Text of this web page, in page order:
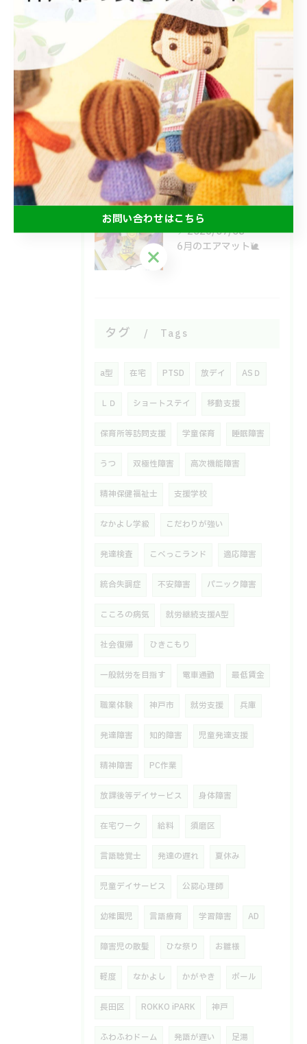
最近の投稿
Recent
Posts
2026/07/18
みんなで食べるとおいしいね😋
2026/07/15
よいしょ！ごろごろ！体幹運動🙌
2026/07/08
6月のエアマット🐌
タグ Tags
a型 在宅 PTSD 放デイ ASＤ
ＬＤ ショートステイ 移動支援
保育所等訪問支援 学童保育 睡眠障害
うつ 双極性障害 高次機能障害
精神保健福祉士 支援学校
なかよし学級 こだわりが強い
発達検査 こべっこランド 適応障害
統合失調症 不安障害 パニック障害
こころの病気 就労継続支援A型
社会復帰 ひきこもり
一般就労を目指す 電車通勤 最低賃金
職業体験 神戸市 就労支援 兵庫
発達障害 知的障害 児童発達支援
精神障害 PC作業
放課後等デイサービス 身体障害
在宅ワーク 給料 須磨区
言語聴覚士 発達の遅れ 夏休み
児童デイサービス 公認心理師
幼稚園児 言語療育 学習障害 AD
障害児の散髪 ひな祭り お雛様
軽度 なかよし かがやき ボール
長田区 ROKKO iPARK 神戸
ふわふわドーム 発語が遅い 足湯
お問い合わせはこちら
お問い合わせはこちら